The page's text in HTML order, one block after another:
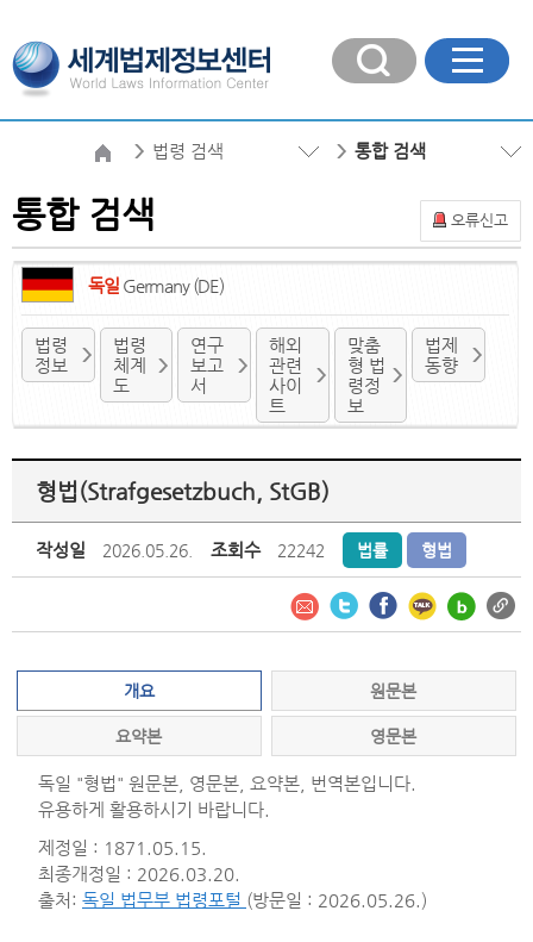
법령 검색 통합 검색
오류신고
통합 검색
독일 Germany (DE)
법령
정보
법령
체계
도
연구
보고
서
해외
관련
사이
트
맞춤
형 법
령정
보
법제
동향
형법(Strafgesetzbuch, StGB)
작성일 2026.05.26. 조회수 22242 법률 형법
개요 원문본
요약본 영문본
독일 "형법" 원문본, 영문본, 요약본, 번역본입니다.
유용하게 활용하시기 바랍니다.
제정일 : 1871.05.15.
최종개정일 : 2026.03.20.
출처: 독일 법무부 법령포털 (방문일 : 2026.05.26.)